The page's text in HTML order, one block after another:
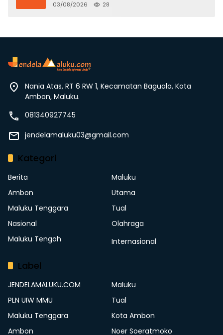
Juta
03/08/2026 28
Nania Atas, RT 6 RW 1, Kecamatan Baguala, Kota
Ambon, Maluku.
081340927745
jendelamaluku03@gmail.com
Kategori
Berita
Maluku
Ambon
Utama
Maluku Tenggara
Tual
Nasional
Olahraga
Maluku Tengah
Internasional
Label
JENDELAMALUKU.COM
Maluku
PLN UIW MMU
Tual
Maluku Tenggara
Kota Ambon
Ambon
Noer Soeratmoko